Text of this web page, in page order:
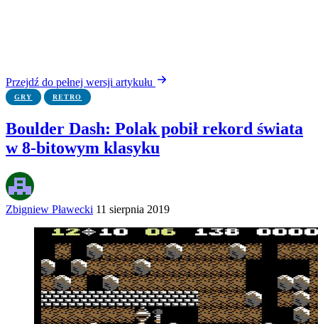
Przejdź do pełnej wersji artykułu
GRY RETRO
Boulder Dash: Polak pobił rekord świata
w 8-bitowym klasyku
Zbigniew Pławecki 11 sierpnia 2019